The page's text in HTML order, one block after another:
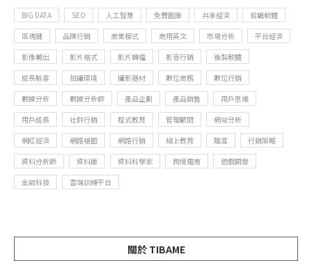
BIG DATA SEO 人工智慧 免費圖庫 共享經濟
剪輯軟體
區塊鏈
品牌行銷 商業模式 商用英文 市場分析
平台經濟
影像輸出
影片格式 影片轉檔 影音行銷
後製軟體
成長駭客
拍攝環境 攝影器材 數位商務
數位行銷
數據分析
數據分析師 產品企劃 產品銷售
用戶思維
用戶成長
社群行銷 程式教育 管理顧問
網站分析
網紅經濟
網路繪圖 網路行銷 線上教育 職涯
行銷策略
資料分析師
資料庫 資料科學家 跨境電商
遊戲開發
金融科技
雲端訓練平台
關於 TIBAME